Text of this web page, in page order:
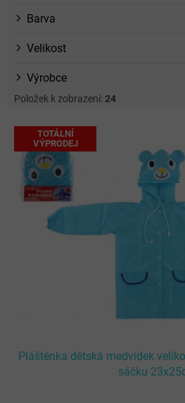
Barva
Velikost
Výrobce
Položek k zobrazení: 24
V
TOTÁLNÍ
VÝPRODEJ
Pláštěnka dětská medvídek
sáčku